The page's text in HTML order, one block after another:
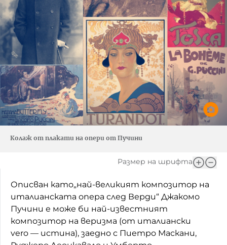
Колаж от плакати на опери от Пучини
Размер на шрифта
Описван като„най-великият композитор на
италианската опера след Верди“ Джакомо
Пучини е може би най-известният
композитор на веризма (от италиански
vero — истина), заедно с Пиетро Маскани,